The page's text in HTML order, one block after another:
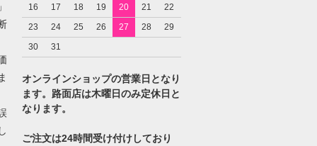
16
17 18 19 20 21
22
23
24 25 26 27 28
29
30
31
オンラインショップの営業日となり
ます。路面店は木曜日のみ定休日と
なります。
ご注文は24時間受け付けしており